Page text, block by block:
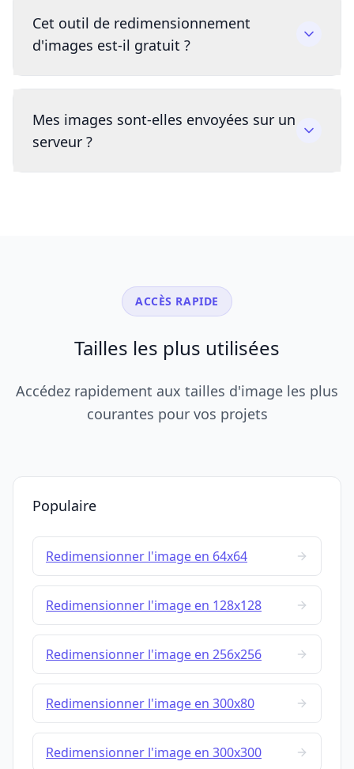
Cet outil de redimensionnement
d'images est-il gratuit ?
Mes images sont-elles envoyées sur un
serveur ?
ACCÈS RAPIDE
Tailles les plus utilisées
Accédez rapidement aux tailles d'image les plus
courantes pour vos projets
Populaire
Redimensionner l'image en 64x64
Redimensionner l'image en 128x128
Redimensionner l'image en 256x256
Redimensionner l'image en 300x80
Redimensionner l'image en 300x300